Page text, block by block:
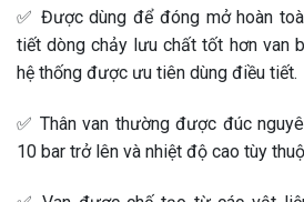
✅ Được dùng để đóng mở hoàn
tiết dòng chảy lưu chất tốt hơn van
hệ thống được ưu tiên dùng điều tiết.
✅ Thân van thường được đúc
10 bar trở lên và nhiệt độ cao tùy